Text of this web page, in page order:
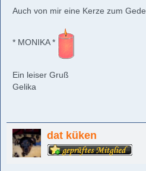
Auch von mir eine Kerze zum
* MONIKA *
Ein leiser Gruß
Gelika
dat küken